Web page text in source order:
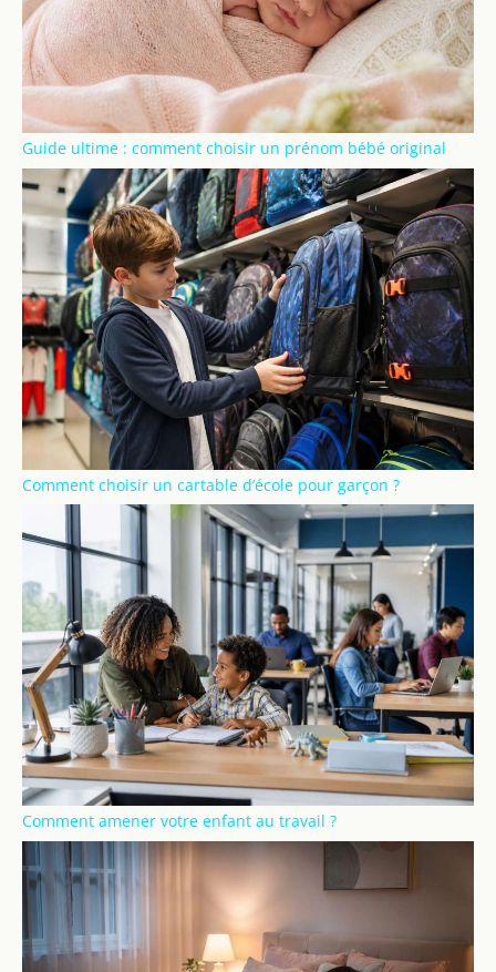
Guide ultime : comment choisir un prénom bébé original
Comment choisir un cartable d’école pour garçon ?
Comment amener votre enfant au travail ?